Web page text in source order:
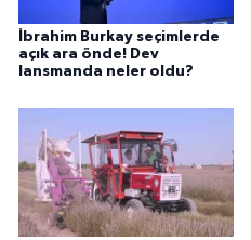
İbrahim Burkay seçimlerde
açık ara önde! Dev
lansmanda neler oldu?